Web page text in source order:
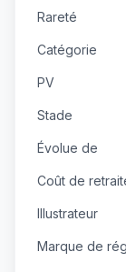
Rareté
Catégorie
PV
Stade
Évolue de
Coût de
Illustrateur
Marque de